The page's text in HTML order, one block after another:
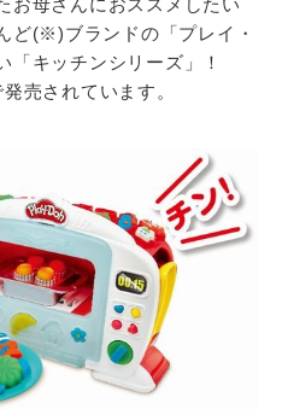
ど(※)ブランドの「プレイ・
「キッチンシリーズ」！
売されています。